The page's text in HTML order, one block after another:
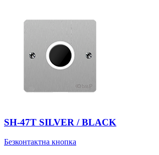
SH-47T SILVER / BLACK
Безконтактна кнопка